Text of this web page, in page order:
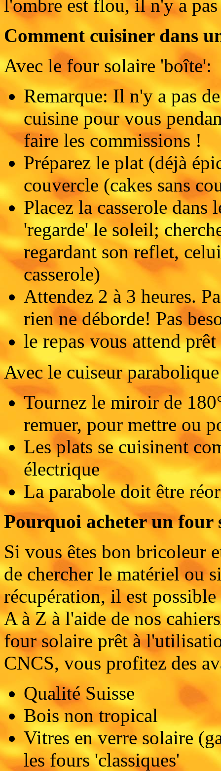
l'ombre est flou, il n'y a pas
Comment cuisiner dans
Avec le four solaire 'boîte':
Remarque: Il n'y a pas
cuisine pour vous
faire les commissions !
Préparez le plat (déjà
couvercle (cakes sans
Placez la casserole
'regarde' le soleil;
regardant son reflet,
casserole)
Attendez 2 à 3 heures.
rien ne déborde! Pas
le repas vous attend
Avec le cuiseur
Tournez le miroir de
remuer, pour mettre ou
Les plats se cuisinent
électrique
La parabole doit être
Pourquoi acheter un four
Si vous êtes bon bricoleur
de chercher le matériel ou
récupération, il est
A à Z à l'aide de nos
four solaire prêt à
CNCS, vous profitez des
Qualité Suisse
Bois non tropical
Vitres en verre solaire
les fours 'classiques'